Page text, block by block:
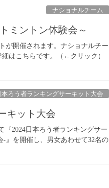
ナショナルチーム
ミントン体験会～
が開催されます。ナショナルチー
はこちらです。（←クリック）
本ろう者ランキングサーキット大会
キット大会
2024日本ろう者ランキングサー
-』を開催し、男女あわせて32名の